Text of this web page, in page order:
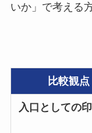
いか」で考える
比較観点
入口としての